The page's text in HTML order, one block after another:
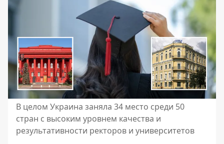
В целом Украина заняла 34 место среди 50
стран с высоким уровнем качества и
результативности ректоров и университетов